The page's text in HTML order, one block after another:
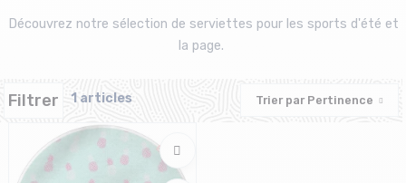
Découvrez notre sélection de serviettes pour les sports d'été et
la page.
Filtrer 1 articles Trier par Pertinence